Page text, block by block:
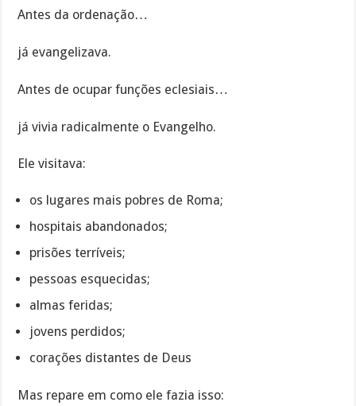
Antes da ordenação…
já evangelizava.
Antes de ocupar funções eclesiais…
já vivia radicalmente o Evangelho.
Ele visitava:
os lugares mais pobres de Roma;
hospitais abandonados;
prisões terríveis;
pessoas esquecidas;
almas feridas;
jovens perdidos;
corações distantes de Deus
Mas repare em como ele fazia isso: